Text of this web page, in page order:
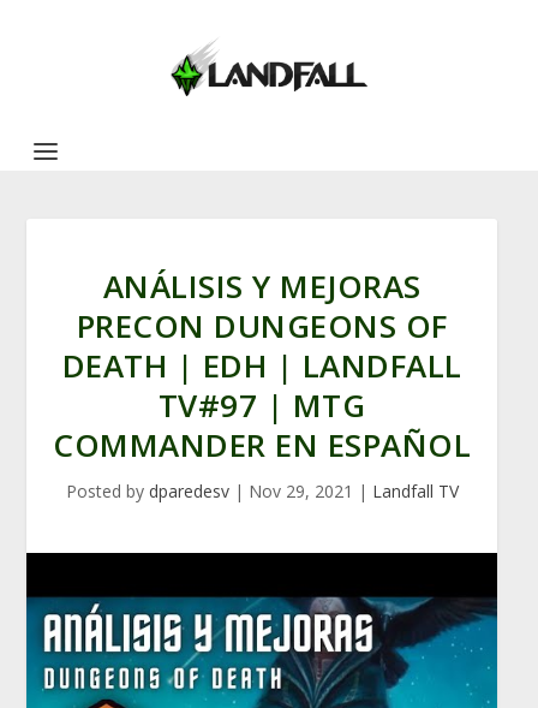
ANÁLISIS Y MEJORAS
PRECON DUNGEONS OF
DEATH | EDH | LANDFALL
TV#97 | MTG
COMMANDER EN ESPAÑOL
Posted by dparedesv| Nov 29, 2021 | Landfall TV